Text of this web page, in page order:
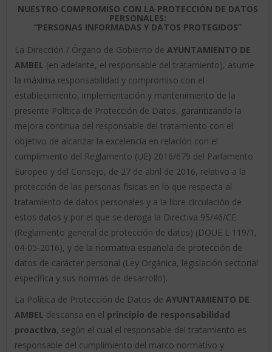
NUESTRO COMPROMISO CON LA PROTECCIÓN DE DATOS
PERSONALES:
“PERSONAS INFORMADAS Y DATOS PROTEGIDOS”
La Dirección / Órgano de Gobierno de AYUNTAMIENTO DE
AMBEL (en adelante, el responsable del tratamiento), asume
la máxima responsabilidad y compromiso con el
establecimiento, implementación y mantenimiento de la
presente Política de Protección de Datos, garantizando la
mejora continua del responsable del tratamiento con el
objetivo de alcanzar la excelencia en relación con el
cumplimiento del Reglamento (UE) 2016/679 del Parlamento
Europeo y del Consejo, de 27 de abril de 2016, relativo a la
protección de las personas físicas en lo que respecta al
tratamiento de datos personales y a la libre circulación de
estos datos y por el que se deroga la Directiva 95/46/CE
(Reglamento general de protección de datos) (DOUE L 119/1,
04-05-2016), y de la normativa española de protección de
datos de carácter personal (Ley Orgánica, legislación sectorial
específica y sus normas de desarrollo).
La Política de Protección de Datos de AYUNTAMIENTO DE
AMBEL descansa en el principio de responsabilidad
proactiva, según el cual el responsable del tratamiento es
responsable del cumplimiento del marco normativo y